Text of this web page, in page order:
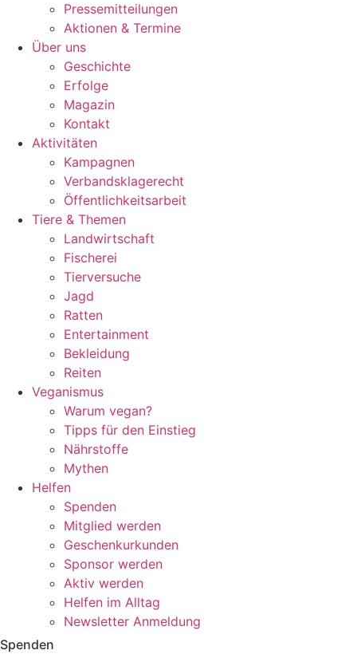
Pressemitteilungen
Aktionen & Termine
Über uns
Geschichte
Erfolge
Magazin
Kontakt
Aktivitäten
Kampagnen
Verbandsklagerecht
Öffentlichkeitsarbeit
Tiere & Themen
Landwirtschaft
Fischerei
Tierversuche
Jagd
Ratten
Entertainment
Bekleidung
Reiten
Veganismus
Warum vegan?
Tipps für den Einstieg
Nährstoffe
Mythen
Helfen
Spenden
Mitglied werden
Geschenkurkunden
Sponsor werden
Aktiv werden
Helfen im Alltag
Newsletter Anmeldung
Spenden